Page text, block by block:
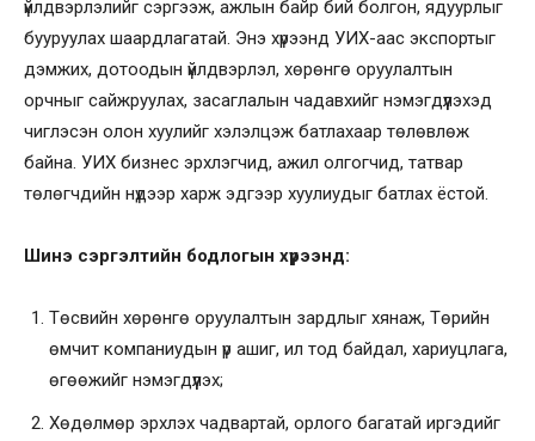
үйлдвэрлэлийг сэргээж, ажлын байр бий болгон, ядуурлыг
бууруулах шаардлагатай. Энэ хүрээнд УИХ-аас экспортыг
дэмжих, дотоодын үйлдвэрлэл, хөрөнгө оруулалтын
орчныг сайжруулах, засаглалын чадавхийг нэмэгдүүлэхэд
чиглэсэн олон хуулийг хэлэлцэж батлахаар төлөвлөж
байна. УИХ бизнес эрхлэгчид, ажил олгогчид, татвар
төлөгчдийн нүдээр харж эдгээр хуулиудыг батлах ёстой.
Шинэ сэргэлтийн бодлогын хүрээнд:
Төсвийн хөрөнгө оруулалтын зардлыг хянаж, Төрийн
өмчит компаниудын үр ашиг, ил тод байдал, хариуцлага,
өгөөжийг нэмэгдүүлэх;
Хөдөлмөр эрхлэх чадвартай, орлого багатай иргэдийг